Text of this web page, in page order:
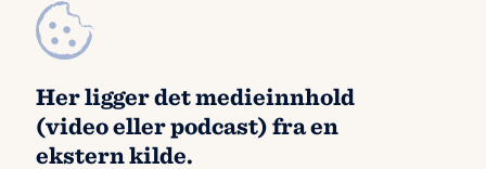
Her ligger det medieinnhold
(video eller podcast) fra en
ekstern kilde.